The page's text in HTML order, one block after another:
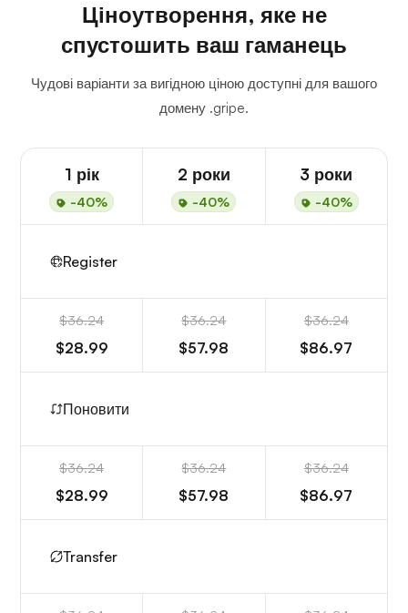
Ціноутворення, яке не
спустошить ваш гаманець
Чудові варіанти за вигідною ціною доступні для вашого
домену .gripe.
1 рік
-40%
2 роки
-40%
3 роки
-40%
Register
$36.24
$28.99
$36.24
$57.98
$36.24
$86.97
Поновити
$36.24
$28.99
$36.24
$57.98
$36.24
$86.97
Transfer